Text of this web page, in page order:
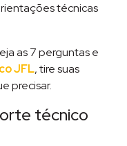
técnicas
as 7 perguntas e
JFL, tire suas
precisar.
técnico